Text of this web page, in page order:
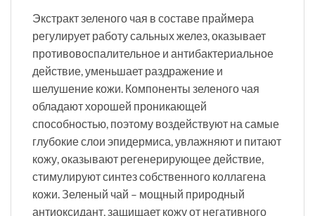
Экстракт зеленого чая в составе праймера
регулирует работу сальных желез, оказывает
противовоспалительное и антибактериальное
действие, уменьшает раздражение и
шелушение кожи. Компоненты зеленого чая
обладают хорошей проникающей
способностью, поэтому воздействуют на самые
глубокие слои эпидермиса, увлажняют и питают
кожу, оказывают регенерирующее действие,
стимулируют синтез собственного коллагена
кожи. Зеленый чай – мощный природный
антиоксидант, защищает кожу от негативного